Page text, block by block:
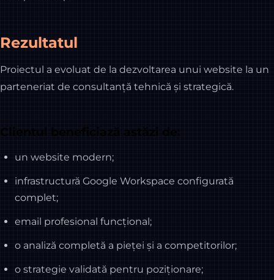
Rezultatul
Proiectul a evoluat de la dezvoltarea unui website la un
parteneriat de consultanță tehnică și strategică.
Clientul beneficiază astăzi de:
un website modern;
infrastructură Google Workspace configurată
complet;
email profesional funcțional;
o analiză completă a pieței și a competitorilor;
o strategie validată pentru poziționare;